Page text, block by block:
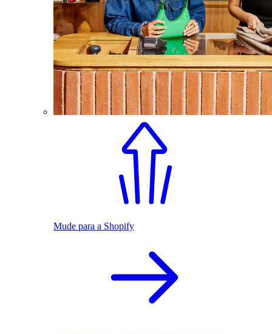
Mude para a Shopify